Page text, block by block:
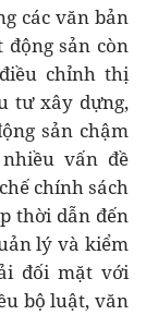
các văn bản
sản còn
chỉnh thị
tư xây dựng,
sản chậm
vấn đề
chính sách
thời dẫn đến
lý và kiểm
đối mặt với
bộ luật, văn